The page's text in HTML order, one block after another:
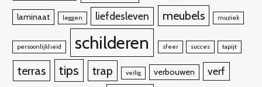
laminaat leggen liefdesleven meubels muziek
persoonlijkheid schilderen sfeer succes tapijt
terras tips trap veilig verbouwen verf